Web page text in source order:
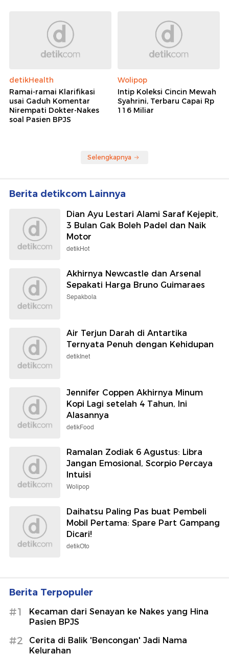
detikHealth
Ramai-ramai Klarifikasi
usai Gaduh Komentar
Nirempati Dokter-Nakes
soal Pasien BPJS
Wolipop
Intip Koleksi Cincin Mewah
Syahrini, Terbaru Capai Rp
116 Miliar
Selengkapnya
Berita detikcom Lainnya
Dian Ayu Lestari Alami Saraf Kejepit,
3 Bulan Gak Boleh Padel dan Naik
Motor
detikHot
Akhirnya Newcastle dan Arsenal
Sepakati Harga Bruno Guimaraes
Sepakbola
Air Terjun Darah di Antartika
Ternyata Penuh dengan Kehidupan
detikInet
Jennifer Coppen Akhirnya Minum
Kopi Lagi setelah 4 Tahun, Ini
Alasannya
detikFood
Ramalan Zodiak 6 Agustus: Libra
Jangan Emosional, Scorpio Percaya
Intuisi
Wolipop
Daihatsu Paling Pas buat Pembeli
Mobil Pertama: Spare Part Gampang
Dicari!
detikOto
Berita Terpopuler
#1
Kecaman dari Senayan ke Nakes yang Hina
Pasien BPJS
#2
Cerita di Balik 'Bencongan' Jadi Nama
Kelurahan